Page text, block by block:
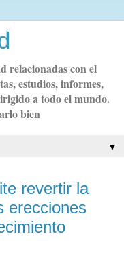
relacionadas con el
estudios, informes,
a todo el mundo.
bien
▼
revertir la
erecciones